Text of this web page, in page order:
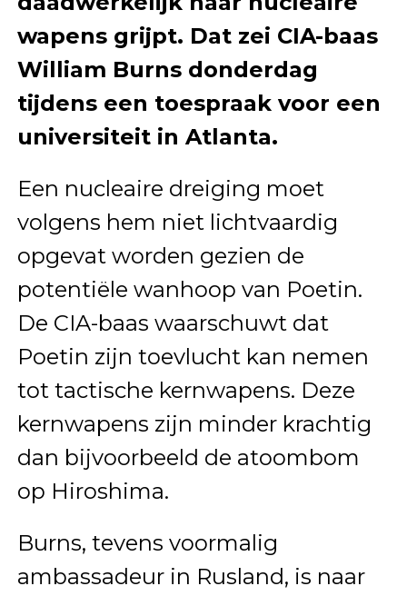
wapens grijpt. Dat zei CIA-baas
William Burns donderdag
tijdens een toespraak voor een
universiteit in Atlanta.
Een nucleaire dreiging moet
volgens hem niet lichtvaardig
opgevat worden gezien de
potentiële wanhoop van Poetin.
De CIA-baas waarschuwt dat
Poetin zijn toevlucht kan nemen
tot tactische kernwapens. Deze
kernwapens zijn minder krachtig
dan bijvoorbeeld de atoombom
op Hiroshima.
Burns, tevens voormalig
ambassadeur in Rusland, is naar